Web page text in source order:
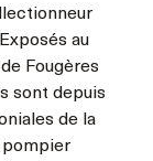
au
Fougères
sont depuis
de la
pompier